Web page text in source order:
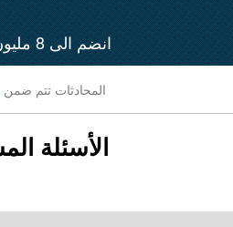
انضم الى 8 مليون من العملاء الراضين
المحادثات تتم ضمن
الأسئلة